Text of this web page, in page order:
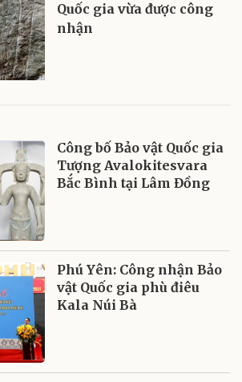
Quốc gia vừa được công
nhận
Công bố Bảo vật Quốc gia
Tượng Avalokitesvara
Bắc Bình tại Lâm Đồng
Phú Yên: Công nhận Bảo
vật Quốc gia phù điêu
Kala Núi Bà